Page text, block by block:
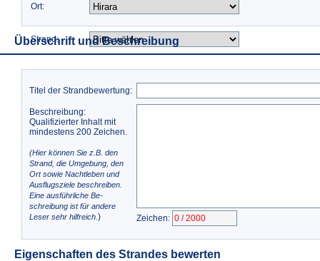
Ort:
Strand:
Überschrift und Beschreibung
Titel der Strandbewertung:
Beschreibung:
Qualifizierter Inhalt mit
mindestens 200 Zeichen.
(Hier können Sie z.B. den
Strand, die Umgebung, den
Ort sowie Nachtleben und
Ausflugsziele beschreiben.
Eine ausführliche Be-
schreibung ist für andere
Leser sehr hilfreich. ) Zeichen:
Eigenschaften des Strandes bewerten